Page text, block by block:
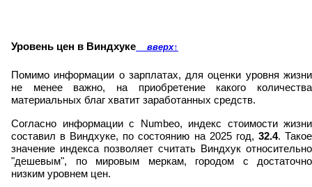
Уровень цен в Виндхуке вверх↑
Помимо информации о зарплатах, для оценки уровня жизни
не менее важно, на приобретение какого количества
материальных благ хватит заработанных средств.
Согласно информации с Numbeo, индекс стоимости жизни
составил в Виндхуке, по состоянию на 2025 год, 32.4. Такое
значение индекса позволяет считать Виндхук относительно
"дешевым", по мировым меркам, городом с достаточно
низким уровнем цен.